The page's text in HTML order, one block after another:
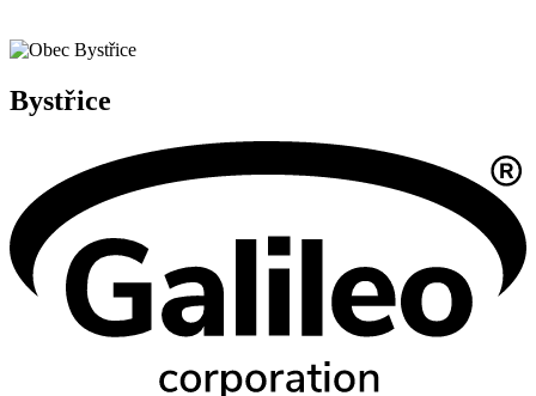
Bystřice